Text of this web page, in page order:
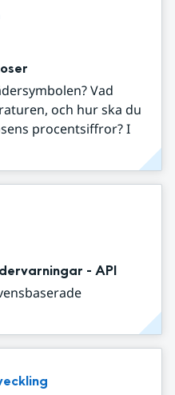
Vad
och hur ska du
procentsiffror? I
- API